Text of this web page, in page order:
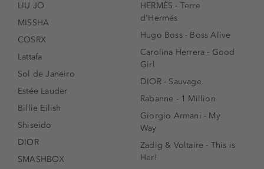
LIU JO
MISSHA
COSRX
Lattafa
Sol de Janeiro
Estée Lauder
Billie Eilish
Shiseido
DIOR
SMASHBOX
HERMÈS - Terre
d'Hermés
Hugo Boss - Boss Alive
Carolina Herrera - Good
Girl
DIOR - Sauvage
Rabanne - 1 Million
Giorgio Armani - My
Way
Zadig & Voltaire - This is
Her!